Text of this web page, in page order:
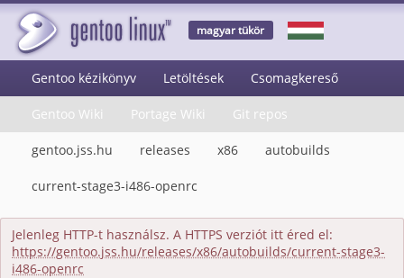
magyar tükör
Gentoo kézikönyv Letöltések Csomagkereső
Gentoo Wiki Portage Wiki Git repos
gentoo.jss.hu releases x86 autobuilds
current-stage3-i486-openrc
Jelenleg HTTP-t használsz. A HTTPS verziót itt éred el:
https://gentoo.jss.hu/releases/x86/autobuilds/current-stage3-
i486-openrc